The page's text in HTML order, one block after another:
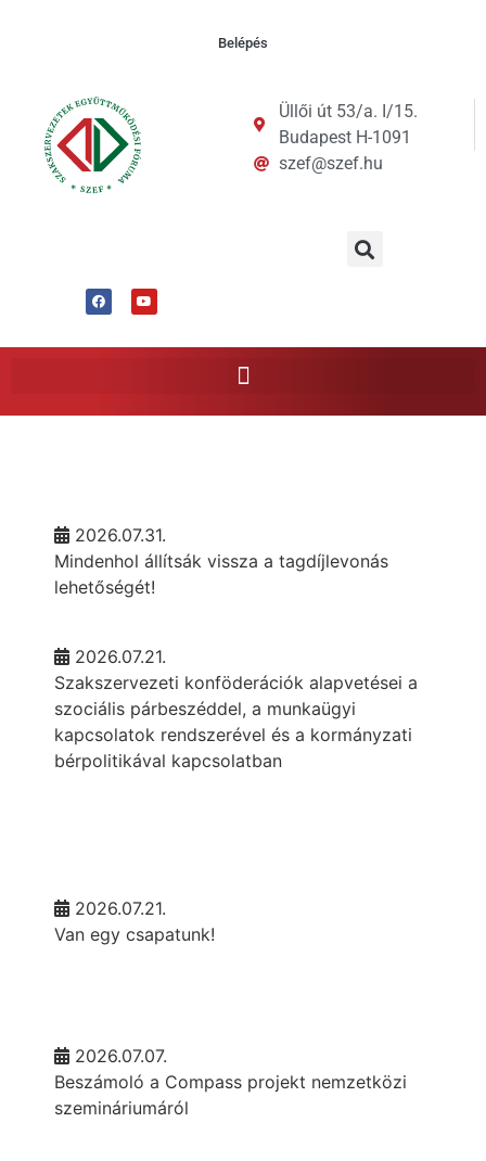
Belépés
Üllői út 53/a. I/15.
Budapest H-1091
szef@szef.hu
2026.07.31.
Mindenhol állítsák vissza a tagdíjlevonás
lehetőségét!
2026.07.21.
Szakszervezeti konföderációk alapvetései a
szociális párbeszéddel, a munkaügyi
kapcsolatok rendszerével és a kormányzati
bérpolitikával kapcsolatban
2026.07.21.
Van egy csapatunk!
2026.07.07.
Beszámoló a Compass projekt nemzetközi
szemináriumáról